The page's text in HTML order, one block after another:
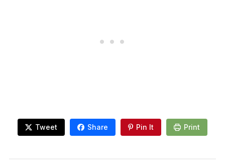
Tweet Share Pin It Print